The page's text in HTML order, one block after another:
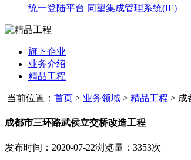
统一登陆平台 同望集成管理系统(IE)
旗下企业
业务介绍
精品工程
当前位置： 首页 > 业务领域 > 精品工程 > 成
成都市三环路武侯立交桥改造工程
发布时间：2020-07-22浏览量：3353次